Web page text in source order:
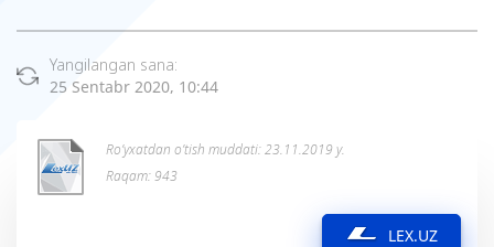
Yangilangan sana:
25 Sentabr 2020, 10:44
Ro’yxatdan o’tish muddati: 23.11.2019 y.
Raqam: 943
LEX.UZ